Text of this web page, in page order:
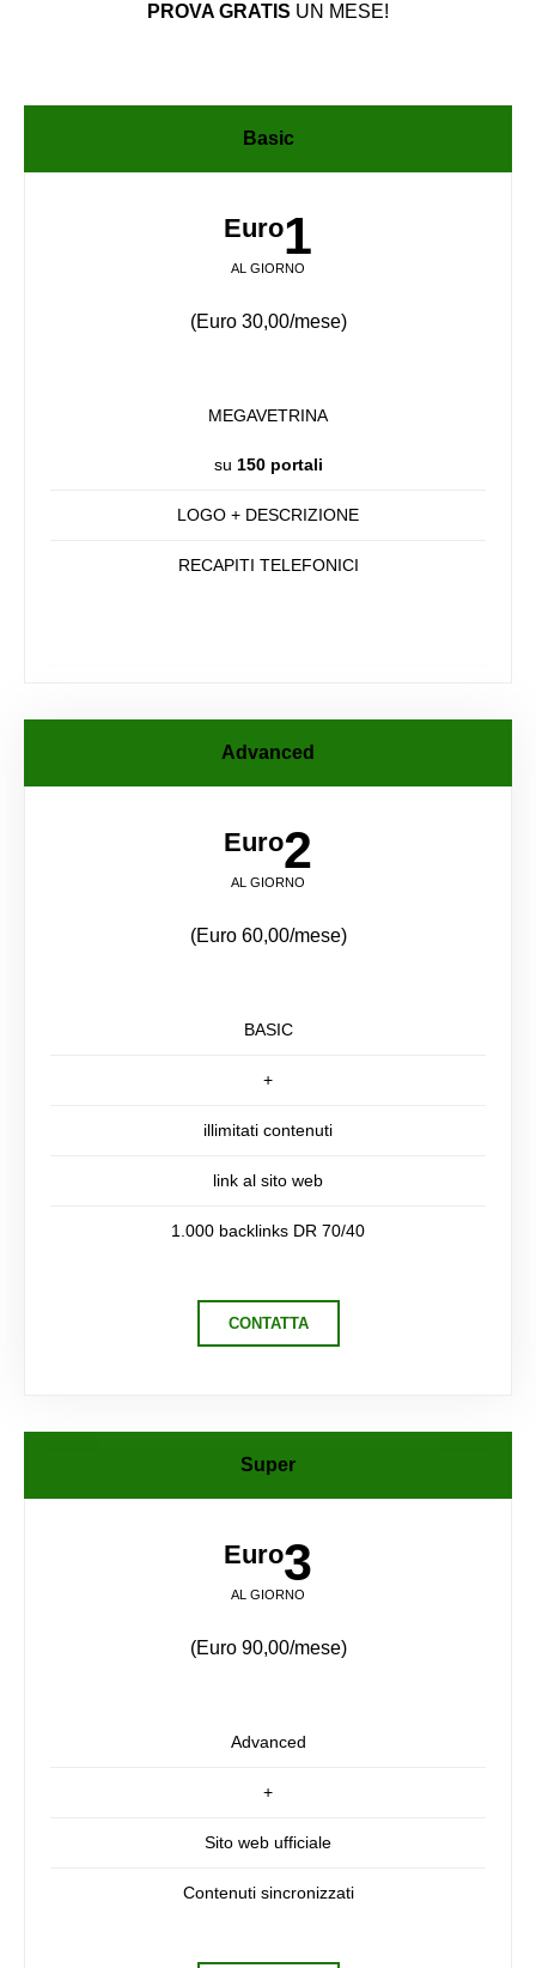
PROVA GRATIS UN MESE!
Basic
Euro1
AL GIORNO
(Euro 30,00/mese)
MEGAVETRINA
su 150 portali
LOGO + DESCRIZIONE
RECAPITI TELEFONICI
Advanced
Euro2
AL GIORNO
(Euro 60,00/mese)
BASIC
+
illimitati contenuti
link al sito web
1.000 backlinks DR 70/40
CONTATTA
Super
Euro3
AL GIORNO
(Euro 90,00/mese)
Advanced
+
Sito web ufficiale
Contenuti sincronizzati